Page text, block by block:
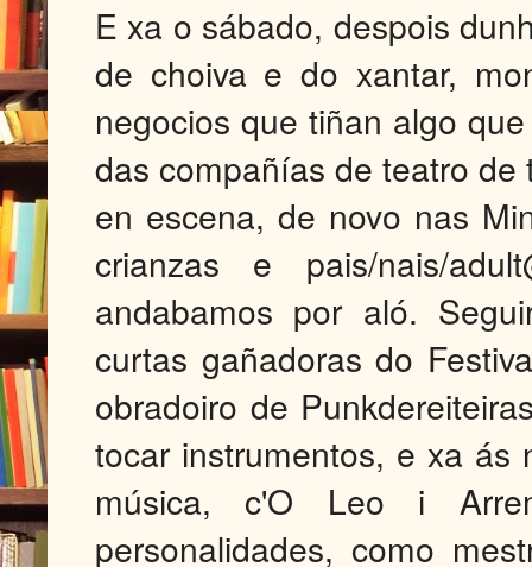
E xa o sábado, despois
de choiva e do xantar,
negocios que tiñan algo
das compañías de teatro
en escena, de novo nas
crianzas e pais/nais/
andabamos por aló.
curtas gañadoras do
obradoiro de
tocar instrumentos, e xa
música, c'O Leo i
personalidades, como